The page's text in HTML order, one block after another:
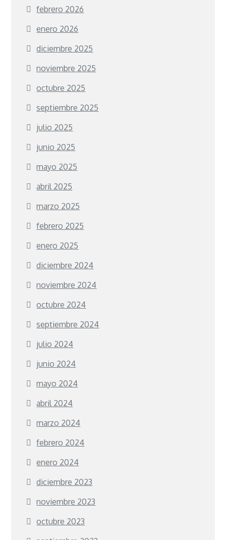
febrero 2026
enero 2026
diciembre 2025
noviembre 2025
octubre 2025
septiembre 2025
julio 2025
junio 2025
mayo 2025
abril 2025
marzo 2025
febrero 2025
enero 2025
diciembre 2024
noviembre 2024
octubre 2024
septiembre 2024
julio 2024
junio 2024
mayo 2024
abril 2024
marzo 2024
febrero 2024
enero 2024
diciembre 2023
noviembre 2023
octubre 2023